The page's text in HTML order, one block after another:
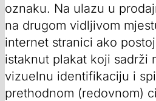
oznaku. Na ulazu u
na drugom vidljivom
internet stranici ako
istaknut plakat koji sadrži
vizuelnu identifikaciju i
prethodnom (redovnom)